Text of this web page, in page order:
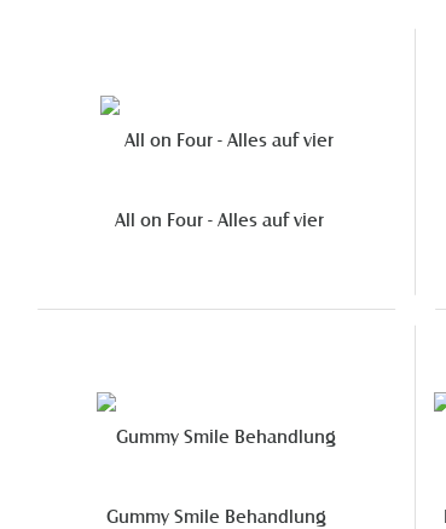
All on Four - Alles auf vier
Gummy Smile Behandlung